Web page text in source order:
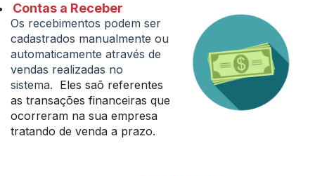
Contas a Receber
Os recebimentos podem ser
cadastrados manualmente ou
automaticamente através de
vendas realizadas no
sistema. Eles saõ referentes
as transações financeiras que
ocorreram na sua empresa
tratando de venda a prazo.